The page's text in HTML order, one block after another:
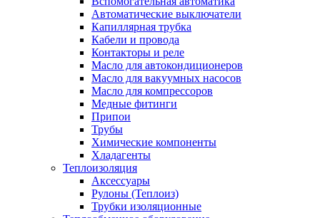
Автоматические выключатели
Капиллярная трубка
Кабели и провода
Контакторы и реле
Масло для автокондиционеров
Масло для вакуумных насосов
Масло для компрессоров
Медные фитинги
Припои
Трубы
Химические компоненты
Хладагенты
Теплоизоляция
Аксессуары
Рулоны (Теплоиз)
Трубки изоляционные